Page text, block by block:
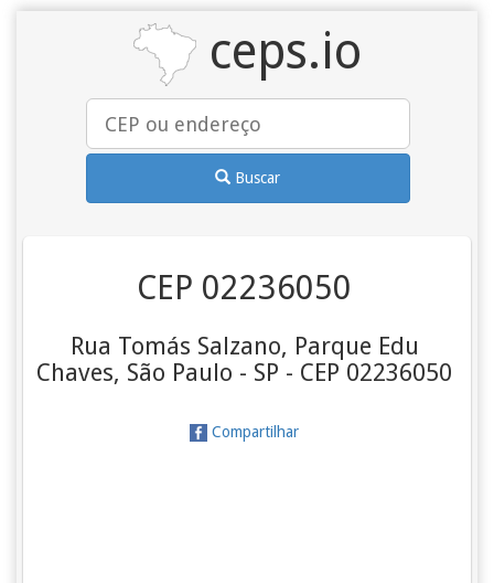
ceps.io
Buscar
CEP 02236050
Rua Tomás Salzano, Parque Edu
Chaves, São Paulo - SP - CEP 02236050
Compartilhar